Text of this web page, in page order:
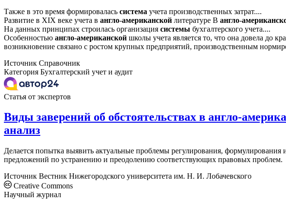
Также в это время формировалась система учета производственных затрат....
Развитие в XIX веке учета в англо-американской литературе В англо-
На данных принципах строилась организация системы бухгалтерского учета....
Особенностью англо-американской школы учета является то, что она довела до
возникновение связано с ростом крупных предприятий, производственным
Источник Справочник
Категория Бухгалтерский учет и аудит
Статья от экспертов
Виды заверений об обстоятельствах в англо-
анализ
Делается попытка выявить актуальные проблемы регулирования,
предложений по устранению и преодолению соответствующих правовых проблем.
Источник Вестник Нижегородского университета им. Н. И. Лобачевского
Creative Commons
Научный журнал